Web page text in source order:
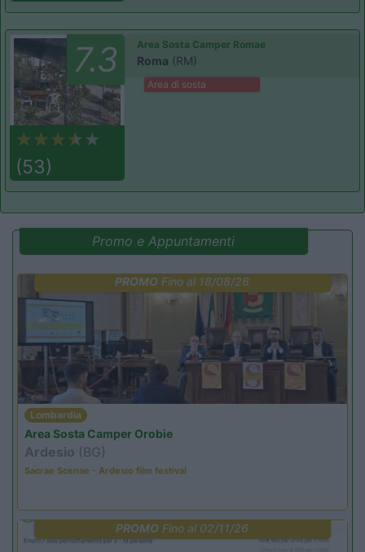
7.3
(53)
Area Sosta Camper Romae
Roma (RM)
Area di sosta
Promo e Appuntamenti
PROMO Fino al 18/08/26
Lombardia
Area Sosta Camper Orobie
Ardesio (BG)
Sacrae Scenae - Ardesio film festival
PROMO Fino al 02/11/26